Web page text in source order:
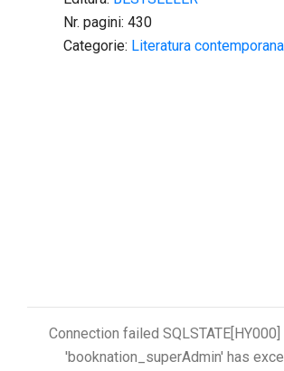
Nr. pagini: 430
Categorie: Literatura contemporana
Connection failed
'booknation_superAdmin' has